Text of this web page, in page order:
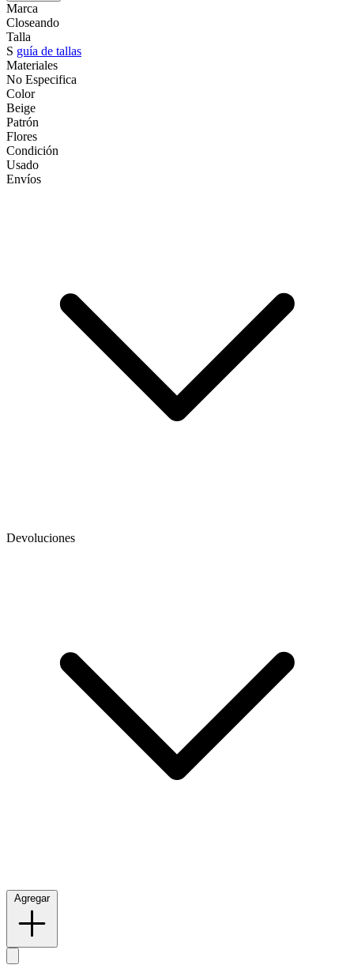
Marca
Closeando
Talla
S guía de tallas
Materiales
No Especifica
Color
Beige
Patrón
Flores
Condición
Usado
Envíos
Devoluciones
Agregar